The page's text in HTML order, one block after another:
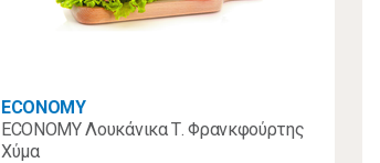
ECONOMY
ECONOMY Λουκάνικα Τ. Φρανκφούρτης
Χύμα